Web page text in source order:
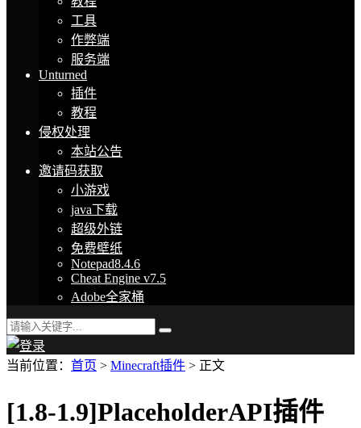
工具
作弊端
服务端
Unturned
插件
教程
侵权处理
本站公告
邀请码获取
小游戏
java下载
超级外链
免费壁纸
Notepad8.4.6
Cheat Engine v7.5
Adobe全家桶
当前位置： 首页 > Minecraft插件 > 正文
[1.8-1.9]PlaceholderAPI插件